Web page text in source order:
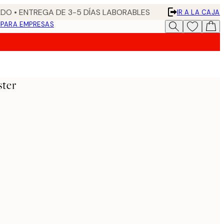
• ENTREGA DE 3-5 DÍAS LABORABLES
IR A LA CAJA
PARA EMPRESAS